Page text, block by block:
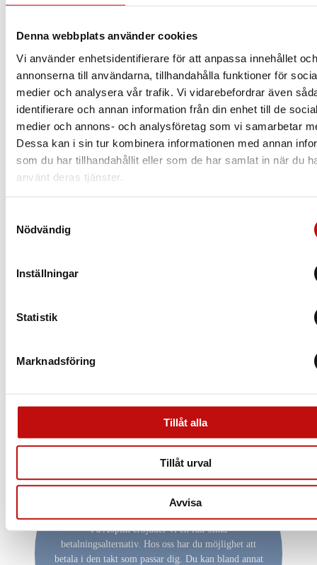
Denna webbplats använder cookies
Vi använder enhetsidentifierare för att anpassa innehållet och
annonserna till användarna, tillhandahålla funktioner för
medier och analysera vår trafik. Vi vidarebefordrar även
identifierare och annan information från din enhet till de
medier och annons- och analysföretag som vi samarbetar
Dessa kan i sin tur kombinera informationen med annan
som du har tillhandahållit eller som de har samlat in när du
använt deras tjänster.
Nödvändig
Inställningar
Statistik
Marknadsföring
Tillåt alla
Tillåt urval
Avvisa
nya glasögon. Vilket glas du borde välja beror
såklart på din syn, men även din livsstil.
Läs mer
Vill du delbetala ditt
köp?
På Aoptik erbjuder vi en rad olika
betalningsalternativ. Hos oss har du möjlighet att
betala i den takt som passar dig. Du kan bland annat